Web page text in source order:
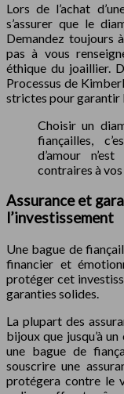
Lors de l’achat
s’assurer que le
Demandez toujours
pas à vous
éthique du joaillier.
Processus de
strictes pour garantir
Choisir un
fiançailles,
d’amour
contraires à
Assurance et
l’investissement
Une bague de
financier et
protéger cet
garanties solides.
La plupart des
bijoux que jusqu’à
une bague de
souscrire une
protégera contre le